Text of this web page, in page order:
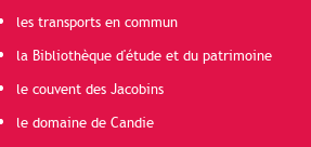
les transports en commun
la Bibliothèque d'étude et du patrimoine
le couvent des Jacobins
le domaine de Candie